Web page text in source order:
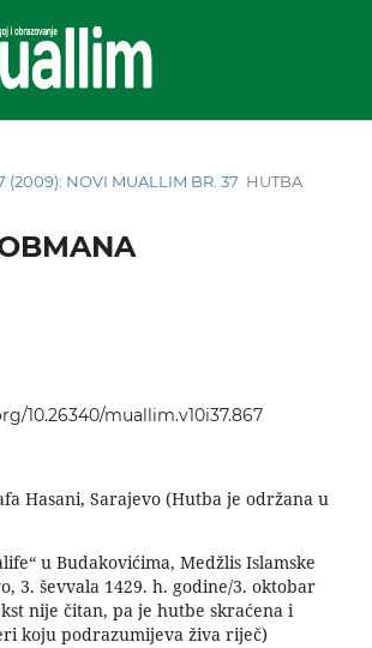
(2009): NOVI MUALLIM BR. 37 HUTBA
10.26340/muallim.v10i37.867
Hasani, Sarajevo (Hutba je održana u
u Budakovićima, Medžlis Islamske
3. ševvala 1429. h. godine/3. oktobar
nije čitan, pa je hutbe skraćena i
koju podrazumijeva živa riječ)